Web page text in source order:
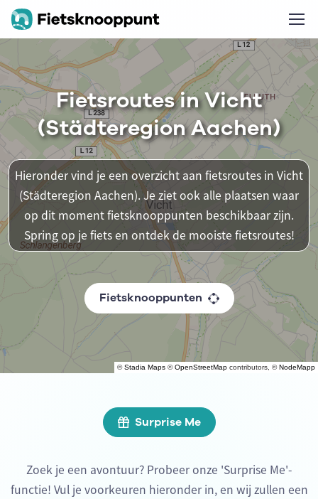
©Stadia Maps ©OpenStreetMap contributors, ©NodeMapp
Fietsroutes in Vicht
(Städteregion Aachen)
Hieronder vind je een overzicht aan fietsroutes in Vicht
(Städteregion Aachen). Je ziet ook alle plaatsen waar
op dit moment fietsknooppunten beschikbaar zijn.
Spring op je fiets en ontdek de mooiste fietsroutes!
Fietsknooppunten
Surprise Me
Zoek je een avontuur? Probeer onze 'Surprise Me'-
functie! Vul je voorkeuren hieronder in, en wij zullen een